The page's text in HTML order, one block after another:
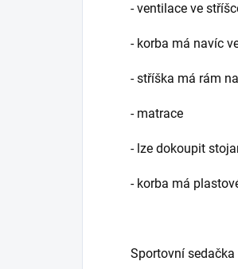
- ventilace ve
- korba má navíc
- stříška má rám
- matrace
- lze dokoupit
- korba má
Sportovní